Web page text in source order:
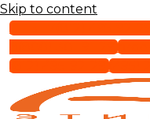
Skip to content
СПБ +7(812) 495-92-29
(812) 495-92-29
(495)